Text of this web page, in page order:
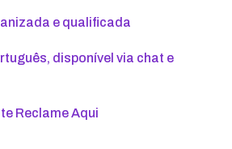
e qualificada
disponível via chat e
Reclame Aqui